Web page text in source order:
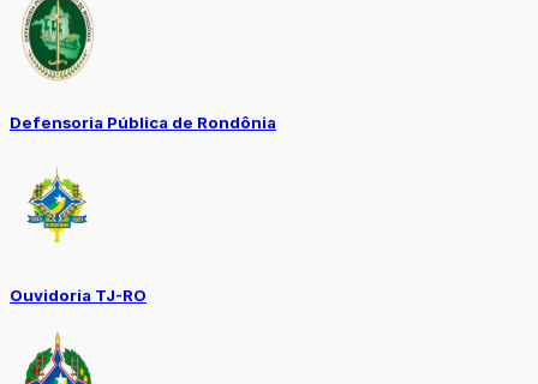
Defensoria Pública de Rondônia
Ouvidoria TJ-RO